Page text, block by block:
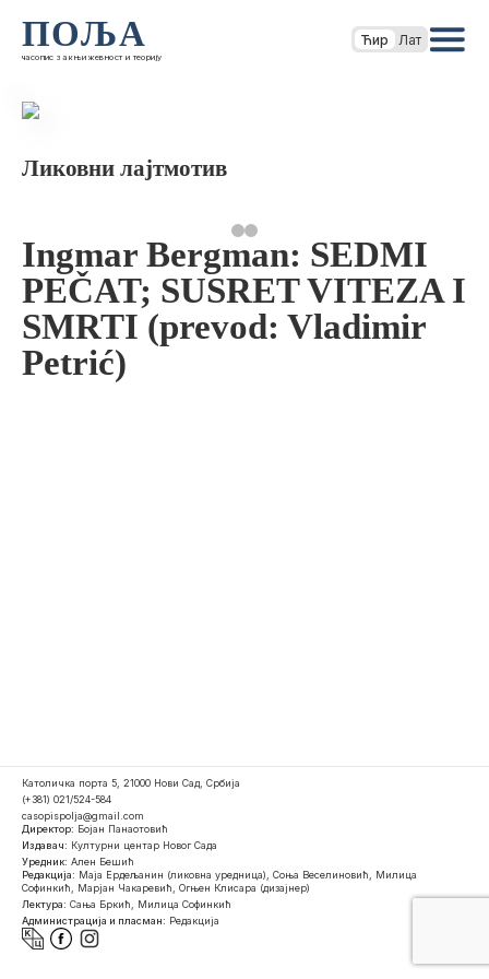
ПОЉА
часопис за књижевност и теорију
Ћир Лат
Ликовни лајтмотив
Ingmar Bergman: SEDMI
PEČAT; SUSRET VITEZA I
SMRTI (prevod: Vladimir
Petrić)
Католичка порта 5, 21000 Нови Сад, Србија
(+381) 021/524-584
casopispolja@gmail.com
Директор: Бојан Панаотовић
Издавач: Културни центар Новог Сада
Уредник: Ален Бешић
Редакција: Маја Ердељанин (ликовна уредница), Соња Веселиновић, Милица
Софинкић, Марјан Чакаревић, Огњен Клисара (дизајнер)
Лектура: Сања Бркић, Милица Софинкић
Администрација и пласман: Редакција